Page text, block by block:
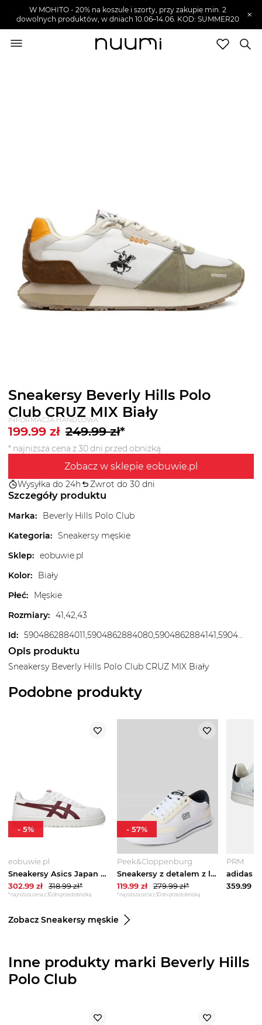
W MOHITO - 20% na koszule i szorty, przy zakupie min. 2
dowolnych produktów, w dniach 10.06–14.06. KOD: SUMMER20
×
Sneakersy Beverly Hills Polo
Club CRUZ MIX Biały
INFORMACJA HANDLOWA
199.99 zł 249.99zł*
* najniższa cena z 30 dni przed obniżką
Zobacz w sklepie eobuwie.pl
Wysyłka do 24h Zwrot do 30 dni
Szczegóły produktu
Marka:
Beverly Hills Polo Club
Kategoria: Sneakersy męskie
Sklep: eobuwie.pl
Kolor:
Biały
Płeć:
Męskie
Rozmiary: 41,42,43
Id: 5904862884011,5904862884080,5904862884141,5904862884189,5904862884226,5904862884318
Opis produktu
Sneakersy Beverly Hills Polo Club CRUZ MIX Biały
Podobne produkty
eobuwie.pl
Sneakersy Asics Japan S 1203A615 Biały
302.99 zł 318.99zł*
*najniższa cena z 30 dni przed obniżką
- 5%
Peek&Cloppenburg
Sneakersy z detalem z logo model ‘ROB’ Jack&Jones Biały
119.99 zł 279.99zł*
*najniższa cena z 30 dni przed obniżką
-57%
PRM
359.99zł
Zobacz Sneakersy męskie
Inne produkty marki Beverly Hills
Polo Club